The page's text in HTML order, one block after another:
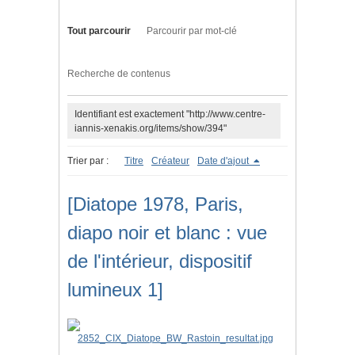
Tout parcourir Parcourir par mot-clé
Recherche de contenus
Identifiant est exactement "http://www.centre-
iannis-xenakis.org/items/show/394"
Trier par : Titre Créateur Date d'ajout
[Diatope 1978, Paris,
diapo noir et blanc : vue
de l'intérieur, dispositif
lumineux 1]